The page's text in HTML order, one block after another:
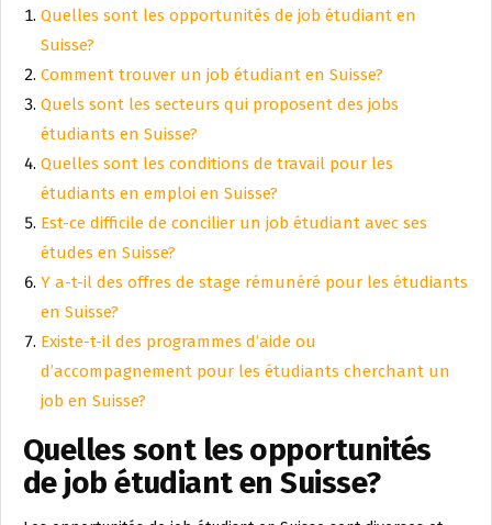
Quelles sont les opportunités de job étudiant en
Suisse?
Comment trouver un job étudiant en Suisse?
Quels sont les secteurs qui proposent des jobs
étudiants en Suisse?
Quelles sont les conditions de travail pour les
étudiants en emploi en Suisse?
Est-ce difficile de concilier un job étudiant avec ses
études en Suisse?
Y a-t-il des offres de stage rémunéré pour les étudiants
en Suisse?
Existe-t-il des programmes d’aide ou
d’accompagnement pour les étudiants cherchant un
job en Suisse?
Quelles sont les opportunités
de job étudiant en Suisse?